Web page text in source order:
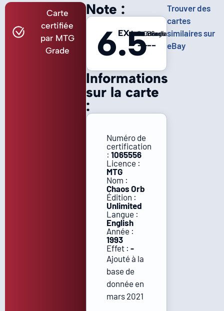
Carte
certifiée
par MTG
Grade
Informations
sur la carte
:
Numéro de
certification
: 1065556
Licence :
MTG
Nom :
Chaos Orb
Édition :
Unlimited
Langue :
English
Année :
1993
Effet : -
Ajouté à la
base de
donnée en
mars 2021
Note :
6.5
EX+ Centrage
-
Coins
-
Bords
-
Surface
-
Trouver des
cartes
similaires sur
eBay